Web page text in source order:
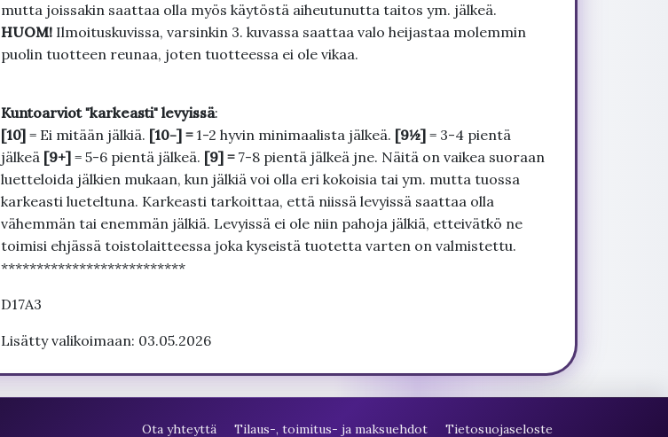
mutta joissakin saattaa olla myös käytöstä aiheutunutta taitos ym. jälkeä.
HUOM!Ilmoituskuvissa, varsinkin 3. kuvassa saattaa valo heijastaa molemmin
puolin tuotteen reunaa, joten tuotteessa ei ole vikaa.
Kuntoarviot "karkeasti" levyissä:
[10]= Ei mitään jälkiä. [10-] = 1-2 hyvin minimaalista jälkeä. [9½]= 3-4 pientä
jälkeä [9+]= 5-6 pientä jälkeä. [9] = 7-8 pientä jälkeä jne. Näitä on vaikea suoraan
luetteloida jälkien mukaan, kun jälkiä voi olla eri kokoisia tai ym. mutta tuossa
karkeasti lueteltuna. Karkeasti tarkoittaa, että niissä levyissä saattaa olla
vähemmän tai enemmän jälkiä. Levyissä ei ole niin pahoja jälkiä, etteivätkö ne
toimisi ehjässä toistolaitteessa joka kyseistä tuotetta varten on valmistettu.
**************************
D17A3
Lisätty valikoimaan: 03.05.2026
Ota yhteyttä Tilaus-, toimitus- ja maksuehdot Tietosuojaseloste